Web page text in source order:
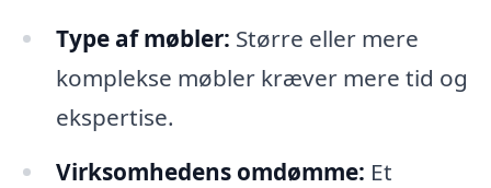
Type af møbler: Større eller mere
komplekse møbler kræver mere tid og
ekspertise.
Virksomhedens omdømme: Et